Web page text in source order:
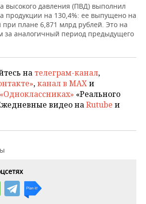
высокого давления (ПВД) выполнил
продукции на 130,4%: ее выпущено на
при плане 6,871 млрд рублей. Это на
за аналогичный период предыдущего
на телеграм-канал,
,канал в MAXи
«Реального
видео наRutube и